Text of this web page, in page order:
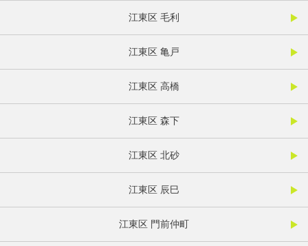
江東区 毛利
江東区 亀戸
江東区 高橋
江東区 森下
江東区 北砂
江東区 辰巳
江東区 門前仲町